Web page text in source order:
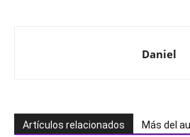
Daniel
Artículos relacionados Más del